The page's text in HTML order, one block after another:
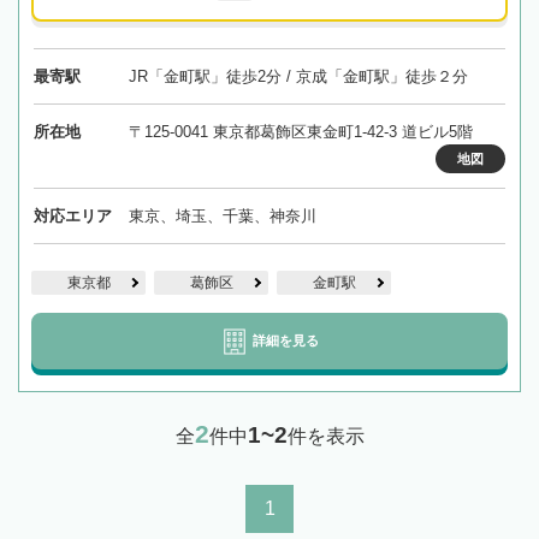
最寄駅 JR「金町駅」徒歩2分 / 京成「金町駅」徒歩２分
所在地 〒125-0041 東京都葛飾区東金町1-42-3 道ビル5階
地図
対応エリア 東京、埼玉、千葉、神奈川
東京都 葛飾区 金町駅
詳細を見る
全2件中1~2件を表示
1